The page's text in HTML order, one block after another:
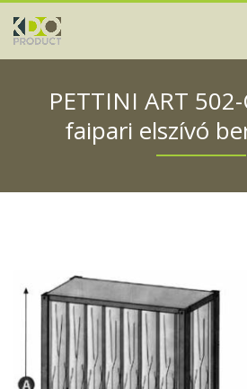
PETTINI ART
faipari elszívó